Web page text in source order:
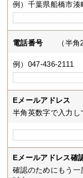
例）千葉県船橋市湊
電話番号 （半
例）047-436-2111
Eメールアドレス
半角英数字で入力し
Eメールアドレス確
確認のためにもう